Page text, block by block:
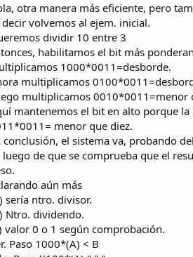
otra manera más eficiente, pero
decir volvemos al ejem. inicial.
dividir 10 entre 3
habilitamos el bit más
1000*0011=desborde.
multiplicamos
multiplicamos 0010*0011=menor
mantenemos el bit en alto porque
menor que diez.
conclusión, el sistema va, probando
luego de que se comprueba que el
aún más
sería ntro. divisor.
Ntro. dividendo.
valor 0 o 1 según comprobación.
Paso 1000*(A) < B